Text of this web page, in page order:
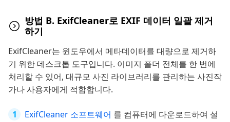
방법 B. ExifCleaner로 EXIF 데이터 일괄 제거
하기
ExifCleaner는 윈도우에서 메타데이터를 대량으로 제거하
기 위한 데스크톱 도구입니다. 이미지 폴더 전체를 한 번에
처리할 수 있어, 대규모 사진 라이브러리를 관리하는 사진작
가나 사용자에게 적합합니다.
ExifCleaner 소프트웨어 를 컴퓨터에 다운로드하여 설